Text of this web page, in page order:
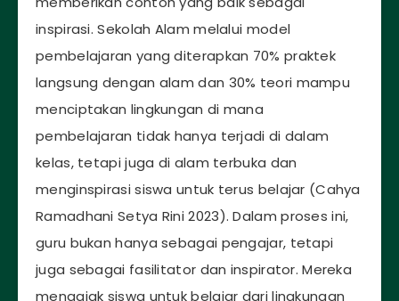
inspirasi. Sekolah Alam melalui model
pembelajaran yang diterapkan 70% praktek
langsung dengan alam dan 30% teori mampu
menciptakan lingkungan di mana
pembelajaran tidak hanya terjadi di dalam
kelas, tetapi juga di alam terbuka dan
menginspirasi siswa untuk terus belajar (Cahya
Ramadhani Setya Rini 2023). Dalam proses ini,
guru bukan hanya sebagai pengajar, tetapi
juga sebagai fasilitator dan inspirator. Mereka
mengajak siswa untuk belajar dari lingkungan